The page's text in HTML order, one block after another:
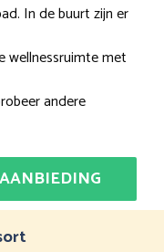
In de buurt zijn er
wellnessruimte met
andere